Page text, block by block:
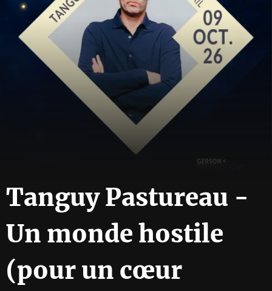
Tanguy Pastureau -
Un monde hostile
(pour un cœur